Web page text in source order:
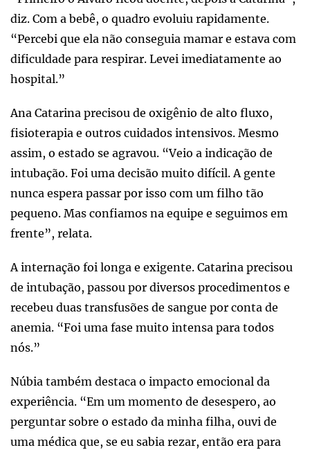
diz. Com a bebê, o quadro evoluiu rapidamente.
“Percebi que ela não conseguia mamar e estava com
dificuldade para respirar. Levei imediatamente ao
hospital.”
Ana Catarina precisou de oxigênio de alto fluxo,
fisioterapia e outros cuidados intensivos. Mesmo
assim, o estado se agravou. “Veio a indicação de
intubação. Foi uma decisão muito difícil. A gente
nunca espera passar por isso com um filho tão
pequeno. Mas confiamos na equipe e seguimos em
frente”, relata.
A internação foi longa e exigente. Catarina precisou
de intubação, passou por diversos procedimentos e
recebeu duas transfusões de sangue por conta de
anemia. “Foi uma fase muito intensa para todos
nós.”
Núbia também destaca o impacto emocional da
experiência. “Em um momento de desespero, ao
perguntar sobre o estado da minha filha, ouvi de
uma médica que, se eu sabia rezar, então era para